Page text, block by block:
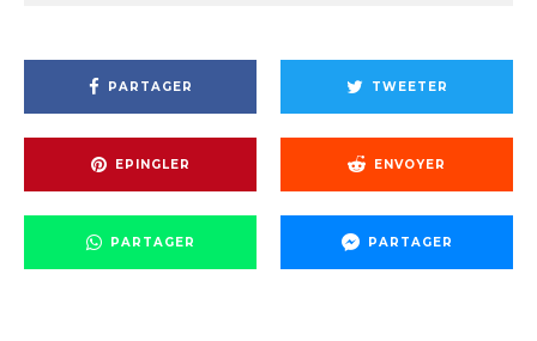
PARTAGER TWEETER
EPINGLER ENVOYER
PARTAGER PARTAGER